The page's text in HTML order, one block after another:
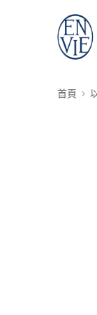
首頁